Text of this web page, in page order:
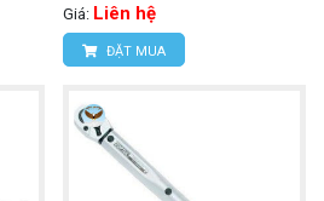
Giá: Liên hệ
ĐẶT MUA